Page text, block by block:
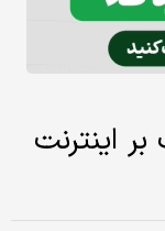
اینترنت